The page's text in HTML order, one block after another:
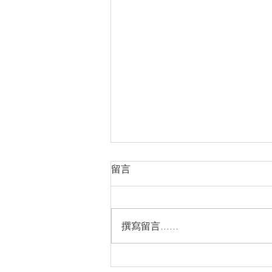
2026年6月星座運程｜12星座
留言
撰寫留言......